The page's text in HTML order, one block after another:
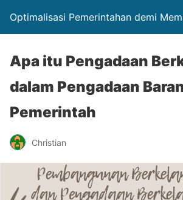
Optimalisasi Pemerintahan demi
Apa itu Pengadaan
dalam Pengadaan
Pemerintah
Christian